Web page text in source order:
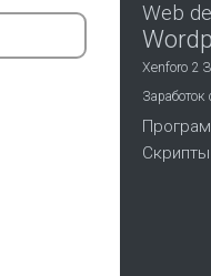
Web
Xenforo 2